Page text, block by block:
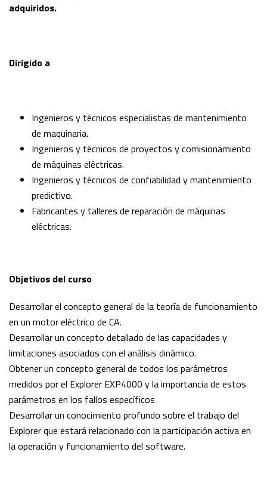
adquiridos.
Dirigido a
Ingenieros y técnicos especialistas de mantenimiento
de maquinaria.
Ingenieros y técnicos de proyectos y comisionamiento
de máquinas eléctricas.
Ingenieros y técnicos de confiabilidad y mantenimiento
predictivo.
Fabricantes y talleres de reparación de máquinas
eléctricas.
Objetivos del curso
Desarrollar el concepto general de la teoría de funcionamiento
en un motor eléctrico de CA.
Desarrollar un concepto detallado de las capacidades y
limitaciones asociados con el análisis dinámico.
Obtener un concepto general de todos los parámetros
medidos por el Explorer EXP4000 y la importancia de estos
parámetros en los fallos específicos
Desarrollar un conocimiento profundo sobre el trabajo del
Explorer que estará relacionado con la participación activa en
la operación y funcionamiento del software.